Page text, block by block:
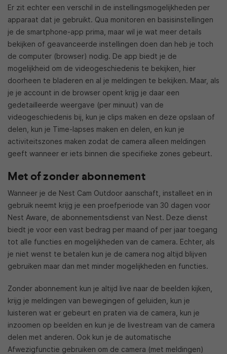
Er zit echter een verschil in de instellingsmogelijkheden per
apparaat dat je gebruikt. Qua monitoren en basisinstellingen
je de smartphone-app prima, maar wil je wat meer details
bekijken of geavanceerde instellingen doen dan heb je toch
de computer (browser) nodig. De app biedt je de
mogelijkheid om de videogeschiedenis te bekijken, hier
doorheen te bladeren en al je meldingen te bekijken. Maar, als
je je account in de browser opent krijg je daar een
gedetailleerde weergave (per minuut) van de
videogeschiedenis bij, kun je clips maken en deze opslaan of
delen, kun je Time-lapses maken en delen, en kun je
activiteitszones maken zodat de camera alleen meldingen
geeft wanneer er iets binnen die specifieke zones gebeurt.
Met of zonder abonnement
Wanneer je de Nest Cam Outdoor aanschaft, installeet en in
gebruik neemt krijg je een proefperiode van 30 dagen voor
Nest Aware, de abonnementsdienst van Nest. Deze dienst
biedt je voor een vast bedrag per maand of per jaar toegang
tot alle functies en mogelijkheden van de camera. Echter, als
je niet wenst te betalen kun je de camera nog altijd blijven
gebruiken maar dan met minder mogelijkheden en functies.
Zonder abonnement kun je altijd live naar de beelden kijken,
krijg je meldingen van bewegingen of geluiden, kun je
luisteren wat er gebeurt en praten via de camera, kun je
inzoomen op beelden en kun je de livestream van de camera
delen met anderen. Ook kun je de automatische
Afwezigfunctie gebruiken om de camera (met meldingen)